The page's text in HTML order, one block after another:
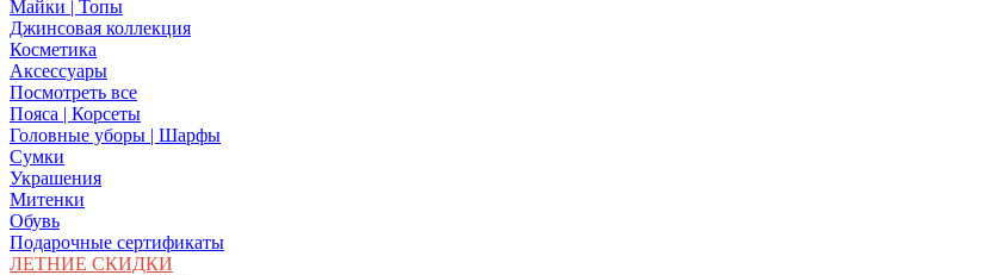
Майки | Топы
Джинсовая коллекция
Косметика
Аксессуары
Посмотреть все
Пояса | Корсеты
Головные уборы | Шарфы
Сумки
Украшения
Митенки
Обувь
Подарочные сертификаты
ЛЕТНИЕ СКИДКИ